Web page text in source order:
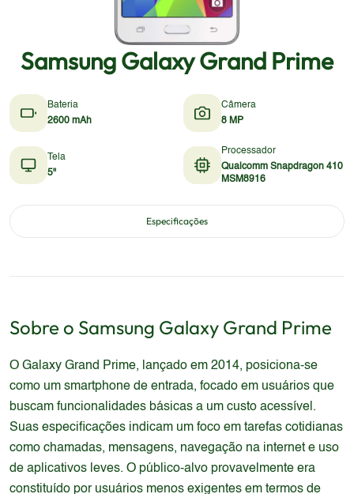
Samsung Galaxy Grand Prime
Bateria
2600 mAh
Câmera
8 MP
Tela
5"
Processador
Qualcomm Snapdragon 410
MSM8916
Especificações
Sobre o Samsung Galaxy Grand Prime
O Galaxy Grand Prime, lançado em 2014, posiciona-se
como um smartphone de entrada, focado em usuários que
buscam funcionalidades básicas a um custo acessível.
Suas especificações indicam um foco em tarefas cotidianas
como chamadas, mensagens, navegação na internet e uso
de aplicativos leves. O público-alvo provavelmente era
constituído por usuários menos exigentes em termos de